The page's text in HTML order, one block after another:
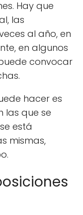
Hay que
las
al año, en
en algunos
convocar
hacer es
las que se
está
mismas,